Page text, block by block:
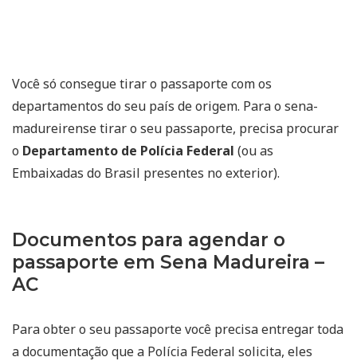
Você só consegue tirar o passaporte com os
departamentos do seu país de origem. Para o sena-
madureirense tirar o seu passaporte, precisa procurar
o Departamento de Polícia Federal (ou as
Embaixadas do Brasil presentes no exterior).
Documentos para agendar o
passaporte em Sena Madureira –
AC
Para obter o seu passaporte você precisa entregar toda
a documentação que a Polícia Federal solicita, eles